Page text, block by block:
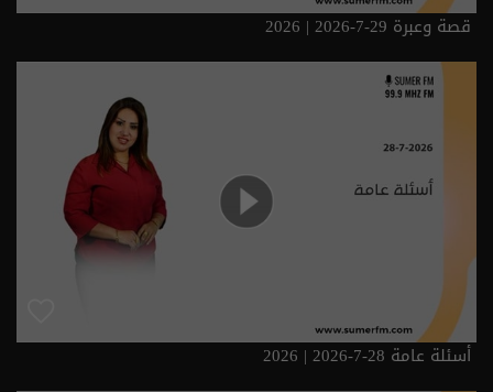
قصة وعبرة 29-7-2026 | 2026
أسئلة عامة 28-7-2026 | 2026